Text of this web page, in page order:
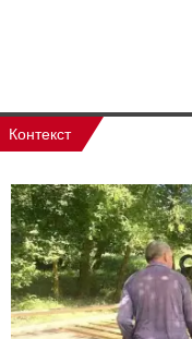
Контекст